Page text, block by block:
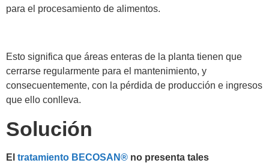
para el procesamiento de alimentos.
Esto significa que áreas enteras de la planta tienen que
cerrarse regularmente para el mantenimiento, y
consecuentemente, con la pérdida de producción e ingresos
que ello conlleva.
Solución
El tratamiento BECOSAN® no presenta tales